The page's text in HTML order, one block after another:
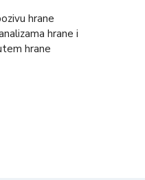
hrane
hrane i
hrane